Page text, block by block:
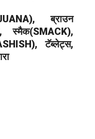
ब्राउन
स्मैक(SMACK),
टॅब्लेट्स,